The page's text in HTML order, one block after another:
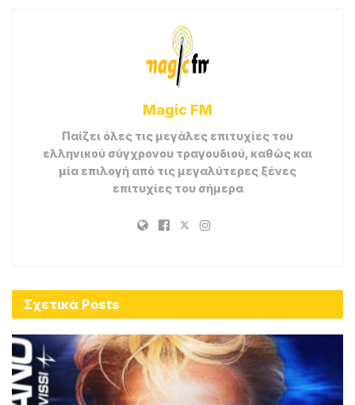
Magic FM
Παίζει όλες τις μεγάλες επιτυχίες του
ελληνικού σύγχρονου τραγουδιού, καθώς και
μία επιλογή από τις μεγαλύτερες ξένες
επιτυχίες του σήμερα
Σχετικά Posts